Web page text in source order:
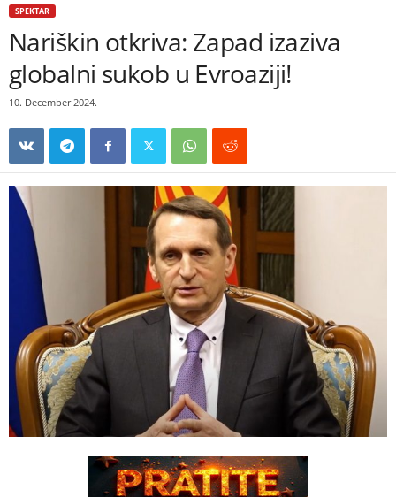
SPEKTAR
Nariškin otkriva: Zapad izaziva
globalni sukob u Evroaziji!
10. December 2024.